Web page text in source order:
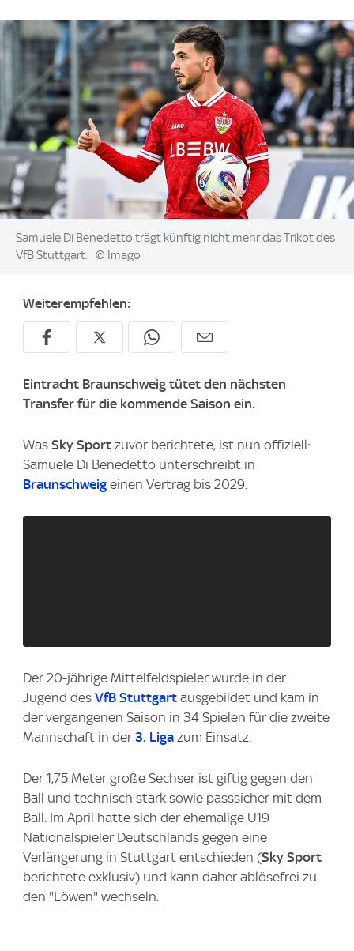
Image:
Samuele Di Benedetto trägt künftig nicht mehr das Trikot des
VfB Stuttgart.
© Imago
Weiterempfehlen:
Eintracht Braunschweig tütet den nächsten
Transfer für die kommende Saison ein.
Was Sky Sport zuvor berichtete, ist nun offiziell:
Samuele Di Benedetto unterschreibt in
Braunschweig einen Vertrag bis 2029.
Der 20-jährige Mittelfeldspieler wurde in der
Jugend des VfB Stuttgart ausgebildet und kam in
der vergangenen Saison in 34 Spielen für die zweite
Mannschaft in der 3. Liga zum Einsatz.
Der 1,75 Meter große Sechser ist giftig gegen den
Ball und technisch stark sowie passsicher mit dem
Ball. Im April hatte sich der ehemalige U19
Nationalspieler Deutschlands gegen eine
Verlängerung in Stuttgart entschieden (Sky Sport
berichtete exklusiv) und kann daher ablösefrei zu
den "Löwen" wechseln.